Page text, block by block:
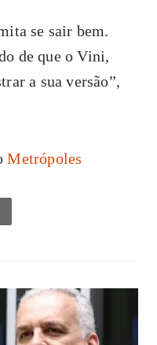
se sair bem.
de que o Vini,
a sua versão”,
Metrópoles